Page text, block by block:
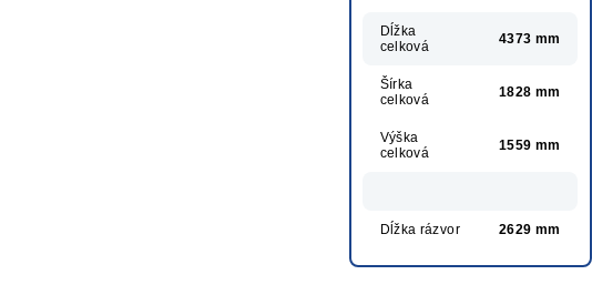
Dĺžka
celková
4373 mm
Šírka
celková
1828 mm
Výška
celková
1559 mm
Dĺžka rázvor 2629 mm